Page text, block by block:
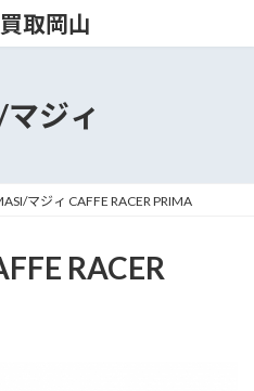
取岡山
ジィ
マジィ CAFFE RACER PRIMA
RACER